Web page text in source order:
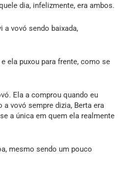
dia, infelizmente, era ambos.
a vovó sendo baixada,
ela puxou para frente, como se
Ela a comprou quando eu
a vovó sempre dizia, Berta era
a única em quem ela realmente
mesmo sendo um pouco